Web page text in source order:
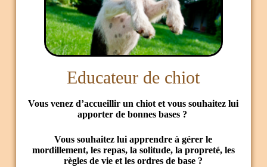
Educateur de chiot
Vous venez d’accueillir un chiot et vous souhaitez lui
apporter de bonnes bases ?
Vous souhaitez lui apprendre à gérer le
mordillement, les repas, la solitude, la propreté, les
règles de vie et les ordres de base ?